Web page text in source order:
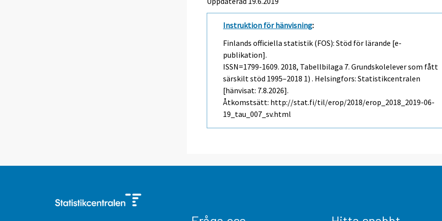
Instruktion för hänvisning:
Finlands officiella statistik (FOS): Stöd för lärande [e-
publikation].
ISSN=1799-1609. 2018, Tabellbilaga 7. Grundskolelever som fått
särskilt stöd 1995–2018 1) . Helsingfors: Statistikcentralen
[hänvisat: 7.8.2026].
Åtkomstsätt: http://stat.fi/til/erop/2018/erop_2018_2019-06-
19_tau_007_sv.html